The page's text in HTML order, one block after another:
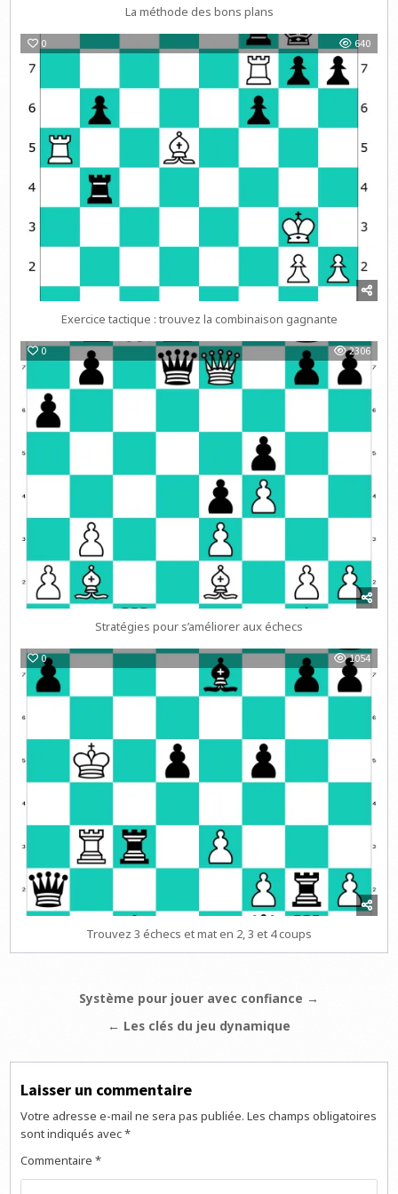
La méthode des bons plans
0 640
Exercice tactique : trouvez la combinaison gagnante
0 2306
Stratégies pour s’améliorer aux échecs
0 1054
Trouvez 3 échecs et mat en 2, 3 et 4 coups
NavigationSystème pour jouer avec confiance →
← Les clés du jeu dynamique
Laisser un commentaire
Votre adresse e-mail ne sera pas publiée. Les champs obligatoires
sont indiqués avec*
Commentaire*